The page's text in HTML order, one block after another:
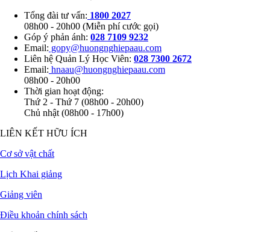
Tổng đài tư vấn: 1800 2027
08h00 - 20h00 (Miễn phí cước gọi)
Góp ý phản ánh: 028 7109 9232
Email: gopy@huongnghiepaau.com
Liên hệ Quản Lý Học Viên: 028 7300 2672
Email: hnaau@huongnghiepaau.com
08h00 - 20h00
Thời gian hoạt động:
Thứ 2 - Thứ 7 (08h00 - 20h00)
Chủ nhật (08h00 - 17h00)
LIÊN KẾT HỮU ÍCH
Cơ sở vật chất
Lịch Khai giảng
Giảng viên
Điều khoản chính sách